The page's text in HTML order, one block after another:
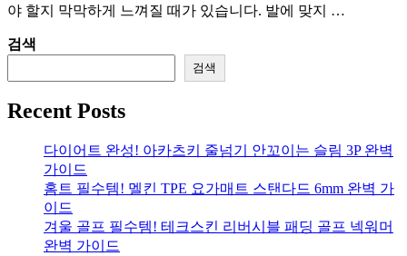
야 할지 막막하게 느껴질 때가 있습니다. 발에 맞지 …
검색
검색
Recent Posts
다이어트 완성! 아카츠키 줄넘기 안꼬이는 슬림 3P 완벽
가이드
홈트 필수템! 멜킨 TPE 요가매트 스탠다드 6mm 완벽 가
이드
겨울 골프 필수템! 테크스킨 리버시블 패딩 골프 넥워머
완벽 가이드